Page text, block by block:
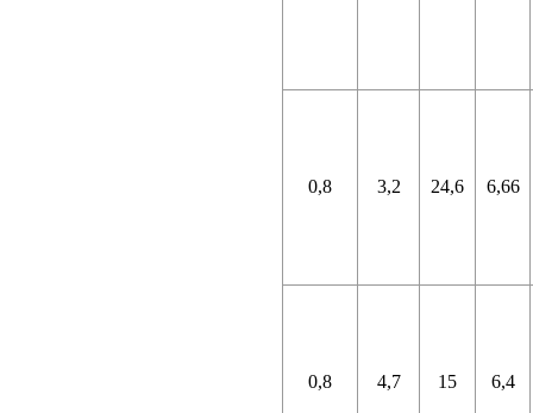
0,8 3,2 24,6 6,66
0,8 4,7 15 6,4